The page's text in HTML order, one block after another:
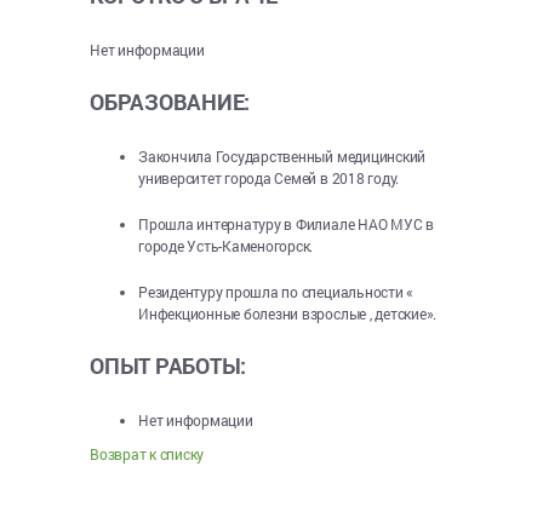
Нет информации
ОБРАЗОВАНИЕ:
Закончила Государственный медицинский
университет города Семей в 2018 году.
Прошла интернатуру в Филиале НАО МУС в
городе Усть-Каменогорск.
Резидентуру прошла по специальности «
Инфекционные болезни взрослые , детские».
ОПЫТ РАБОТЫ:
Нет информации
Возврат к списку